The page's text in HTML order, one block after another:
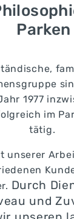
Parken
1977
im
tätig.
unserer
Durch
und